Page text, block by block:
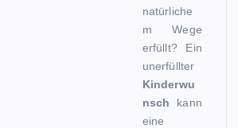
natürliche
m Wege
erfüllt? Ein
unerfüllter
Kinderwu
nsch kann
eine